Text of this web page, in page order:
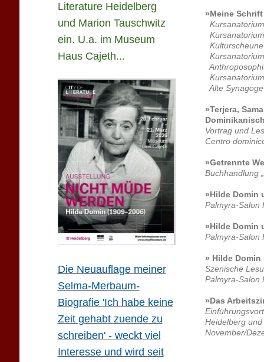
»Meine
Alte
»Terjera,
Vortrag und
Centro
»Getrennte
Buchhandlung
»Hilde Domin
Palmyra-Salon
»Hilde Domin
Palmyra-Salon
» Hilde Domin
Szenische
Palmyra-Salon
»Das
Heidelberg
November/
Literature Heidelberg
und Marion Tauschwitz
ein. U.a. im Museum
Haus Cajeth...
Die Neuauflage meiner
Selma-Merbaum-
Biografie 'Ich habe keine
Zeit gehabt zuende zu
schreiben' - weckt viel
Interesse und wird seit